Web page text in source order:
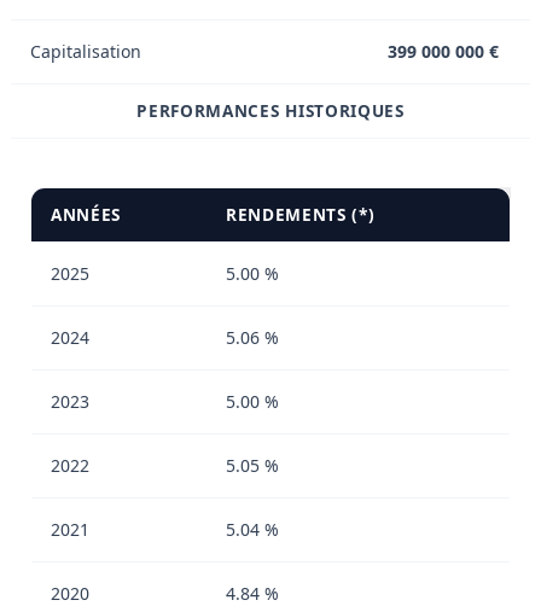
Capitalisation 399 000 000 €
PERFORMANCES HISTORIQUES
ANNÉES RENDEMENTS (*)
2025 5.00 %
2024 5.06 %
2023 5.00 %
2022 5.05 %
2021 5.04 %
2020 4.84 %